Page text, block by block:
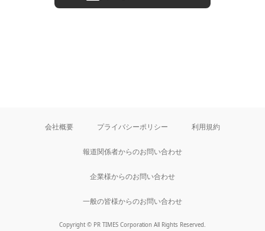
会社概要 プライバシーポリシー 利用規約
報道関係者からのお問い合わせ
企業様からのお問い合わせ
一般の皆様からのお問い合わせ
Copyright © PR TIMES Corporation All Rights Reserved.